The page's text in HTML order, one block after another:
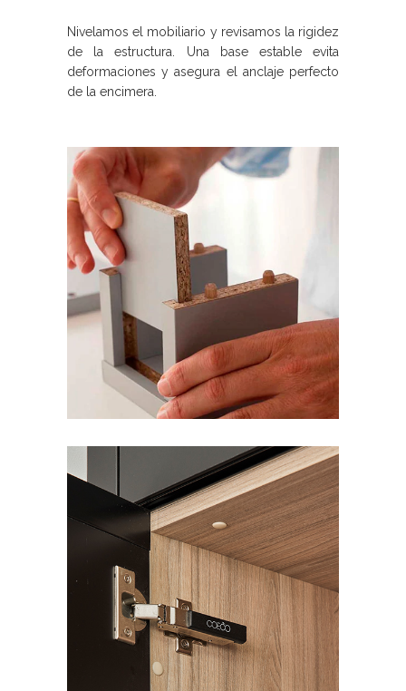
Nivelamos el mobiliario y revisamos la rigidez
de la estructura. Una base estable evita
deformaciones y asegura el anclaje perfecto
de la encimera.